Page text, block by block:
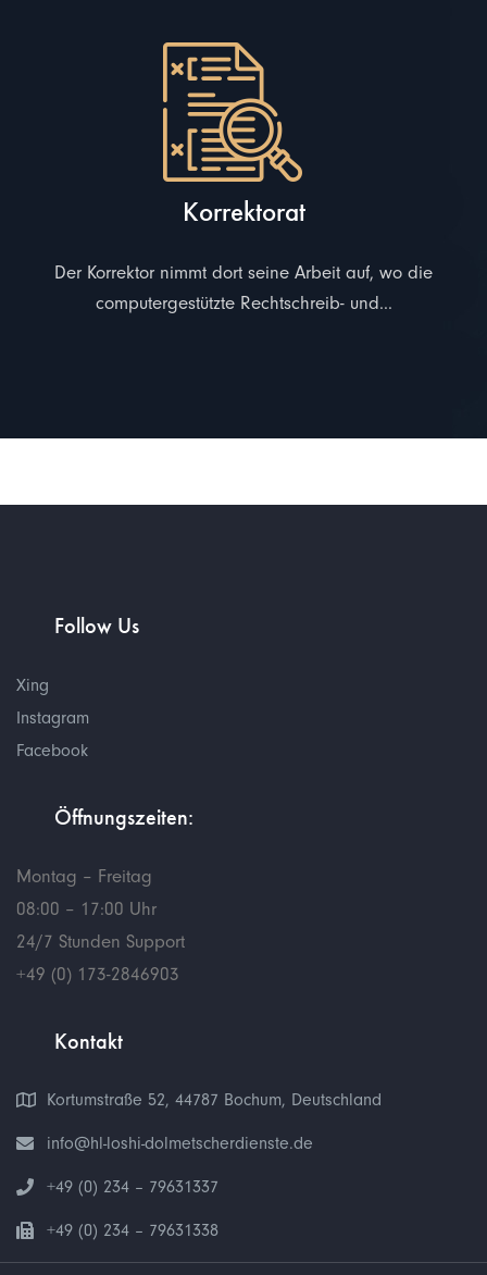
Korrektorat
Der Korrektor nimmt dort seine Arbeit auf, wo die
computergestützte Rechtschreib- und...
Follow Us​
Xing
Instagram
Facebook
Öffnungszeiten:
Montag – Freitag
08:00 – 17:00 Uhr
24/7 Stunden Support
+49 (0) 173-2846903
Kontakt
Kortumstraße 52, 44787 Bochum, Deutschland
info@hl-loshi-dolmetscherdienste.de
+49 (0) 234 – 79631337
+49 (0) 234 – 79631338